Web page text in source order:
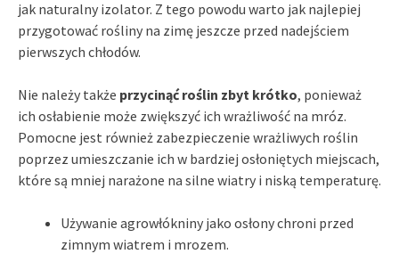
jak naturalny izolator. Z tego powodu warto jak najlepiej
przygotować rośliny na zimę jeszcze przed nadejściem
pierwszych chłodów.
Nie należy także przycinąć roślin zbyt krótko, ponieważ
ich osłabienie może zwiększyć ich wrażliwość na mróz.
Pomocne jest również zabezpieczenie wrażliwych roślin
poprzez umieszczanie ich w bardziej osłoniętych miejscach,
które są mniej narażone na silne wiatry i niską temperaturę.
Używanie agrowłókniny jako osłony chroni przed
zimnym wiatrem i mrozem.